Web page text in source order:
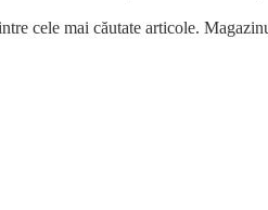
cele mai căutate articole.